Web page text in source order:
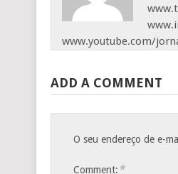
www.youtube.com/
ADD A COMMENT
O seu endereço de e-
Comment: *